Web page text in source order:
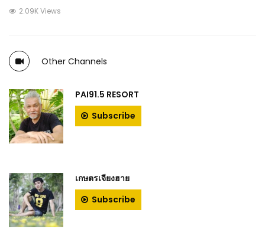
2.09K Views
Other Channels
PAI91.5 RESORT
Subscribe
เกษตรเจียงฮาย
Subscribe